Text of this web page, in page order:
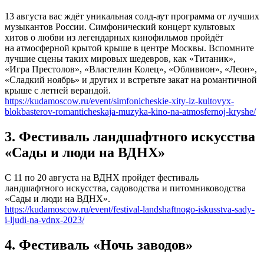
13 августа вас ждёт уникальная солд-аут программа от лучших
музыкантов России. Симфонический концерт культовых
хитов о любви из легендарных кинофильмов пройдёт
на атмосферной крытой крыше в центре Москвы. Вспомните
лучшие сцены таких мировых шедевров, как «Титаник»,
«Игра Престолов», «Властелин Колец», «Обливион», «Леон»,
«Сладкий ноябрь» и других и встретьте закат на романтичной
крыше с летней верандой.
https://kudamoscow.ru/event/simfonicheskie-xity-iz-kultovyx-
blokbasterov-romanticheskaja-muzyka-kino-na-atmosfernoj-kryshe/
3. Фестиваль ландшафтного искусства
«Сады и люди на ВДНХ»
С 11 по 20 августа на ВДНХ пройдет фестиваль
ландшафтного искусства, садоводства и питомниководства
«Сады и люди на ВДНХ».
https://kudamoscow.ru/event/festival-landshaftnogo-iskusstva-sady-
i-ljudi-na-vdnx-2023/
4. Фестиваль «Ночь заводов»